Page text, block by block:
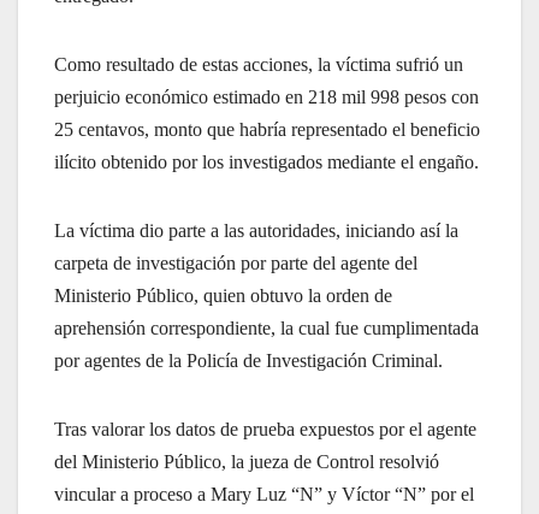
Como resultado de estas acciones, la víctima sufrió un
perjuicio económico estimado en 218 mil 998 pesos con
25 centavos, monto que habría representado el beneficio
ilícito obtenido por los investigados mediante el engaño.
La víctima dio parte a las autoridades, iniciando así la
carpeta de investigación por parte del agente del
Ministerio Público, quien obtuvo la orden de
aprehensión correspondiente, la cual fue cumplimentada
por agentes de la Policía de Investigación Criminal.
Tras valorar los datos de prueba expuestos por el agente
del Ministerio Público, la jueza de Control resolvió
vincular a proceso a Mary Luz “N” y Víctor “N” por el